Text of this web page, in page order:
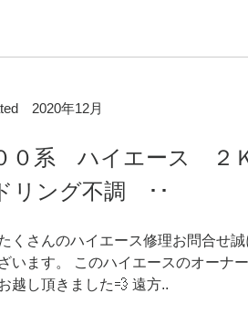
2020年12月
０系 ハイエース ２
リング不調 ･･
くさんのハイエース修理お問合せ誠
います。 このハイエースのオーナ
越し頂きました💨 遠方..